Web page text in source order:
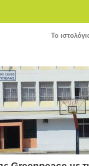
Το